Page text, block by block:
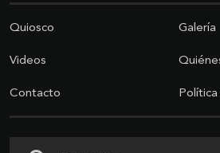
Quiosco Galería
Videos
Contacto